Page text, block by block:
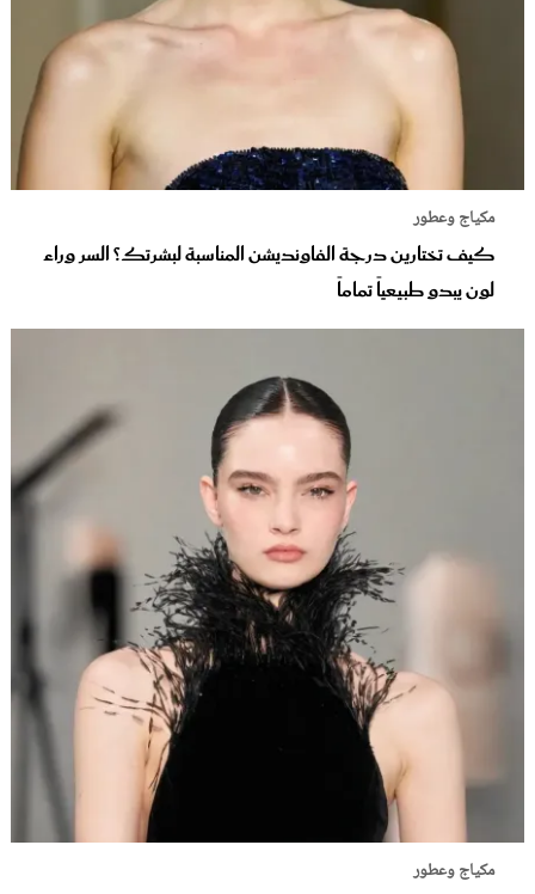
مكياج وعطور
كيف تختارين درجة الفاونديشن المناسبة لبشرتك؟ السر وراء
لون يبدو طبيعياً تماماً
مكياج وعطور